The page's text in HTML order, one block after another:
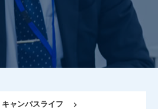
キャンパスライフ